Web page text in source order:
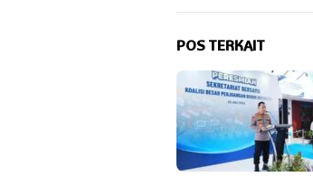
POS TERKAIT